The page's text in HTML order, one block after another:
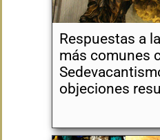
Respuestas a
más comunes
objeciones